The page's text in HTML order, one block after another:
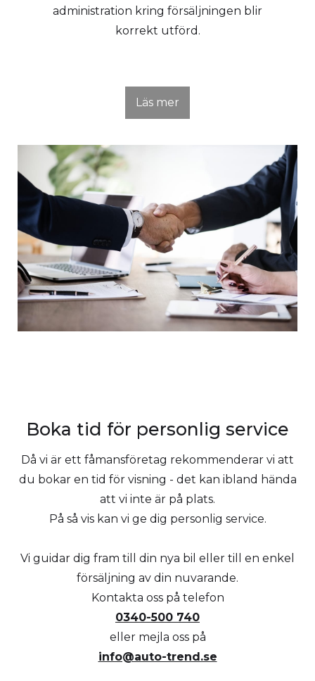
administration kring försäljningen blir
korrekt utförd.
Läs mer
Boka tid för personlig service
Då vi är ett fåmansföretag rekommenderar vi att
du bokar en tid för visning - det kan ibland hända
att vi inte är på plats.
På så vis kan vi ge dig personlig service.
Vi guidar dig fram till din nya bil eller till en enkel
försäljning av din nuvarande.
Kontakta oss på telefon
0340-500 740
eller mejla oss på
info@auto-trend.se